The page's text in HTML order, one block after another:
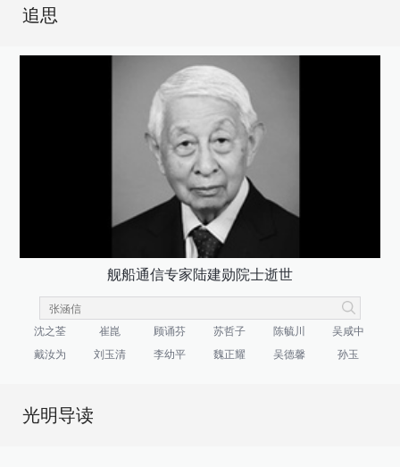
追思
舰船通信专家陆建勋院士逝世
沈之荃 崔崑 顾诵芬 苏哲子 陈毓川
吴咸中
戴汝为
刘玉清 李幼平 魏正耀 吴德馨 孙玉
光明导读